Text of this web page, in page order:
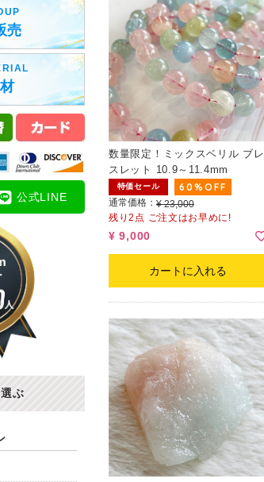
数量限定！ミックスベリル ブレ
スレット 10.9～11.4mm
特価セール 60%OFF
通常価格： ¥ 23,000
残り2点 ご注文はお早めに!
¥ 9,000
カートに入れる
売
公式LINE
ぶ